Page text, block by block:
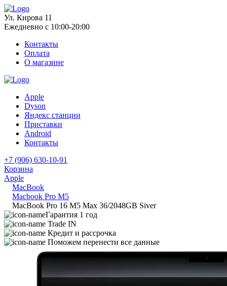
Ул. Кирова 11
Ежедневно с 10:00-20:00
Контакты
Оплата
О магазине
Apple
Dyson
Яндекс станции
Приставки
Android
Контакты
+7 (906) 630-10-91
Корзина
Apple
MacBook
Macbook Pro M5
MacBook Pro 16 M5 Max 36/2048GB Siver
Гарантия 1 год
Trade IN
Кредит и рассрочка
Поможем перенести все данные